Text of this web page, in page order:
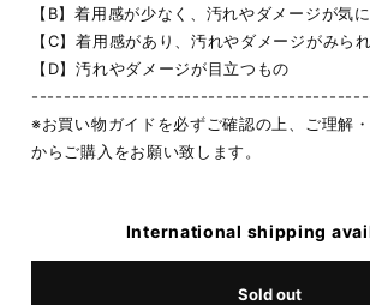
【B】着用感が少なく、汚れやダメージが気
【C】着用感があり、汚れやダメージがみら
【D】汚れやダメージが目立つもの
※お買い物ガイドを必ずご確認の上、ご理解
からご購入をお願い致します。
International shipping
Sold out